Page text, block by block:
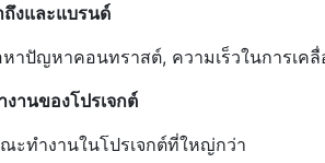
ถึงและแบรนด์
าปัญหาคอนทราสต์, ความเร็วในการ
านของโปรเจกต์
ะทำงานในโปรเจกต์ที่ใหญ่กว่า